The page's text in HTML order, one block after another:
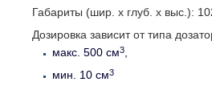
Габариты (шир. х глуб. х выс.):
Дозировка зависит от типа
макс. 500 см3
мин. 10 см3